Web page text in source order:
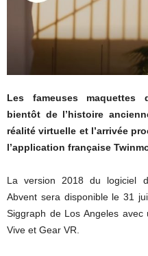
Les fameuses maquettes
bientôt de l’histoire
réalité virtuelle et l’arrivée
l’application française
La version 2018 du logiciel
Abvent sera disponible le 31
Siggraph de Los Angeles
Vive et Gear VR.